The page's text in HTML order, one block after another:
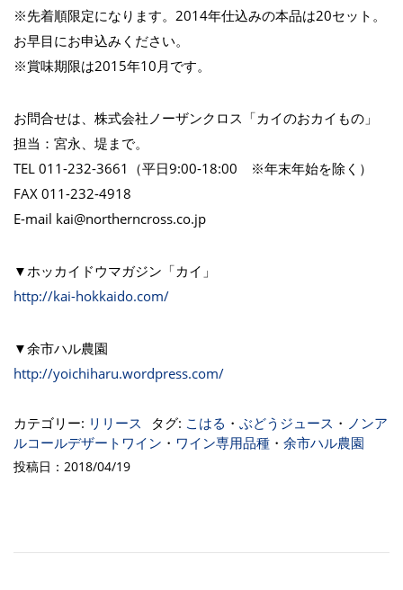
※先着順限定になります。2014年仕込みの本品は20セット。
お早目にお申込みください。
※賞味期限は2015年10月です。
お問合せは、株式会社ノーザンクロス「カイのおカイもの」
担当：宮永、堤まで。
TEL 011-232-3661（平日9:00-18:00 ※年末年始を除く）
FAX 011-232-4918
E-mail kai@northerncross.co.jp
▼ホッカイドウマガジン「カイ」
http://kai-hokkaido.com/
▼余市ハル農園
http://yoichiharu.wordpress.com/
カテゴリー: リリース タグ: こはる ・ ぶどうジュース ・ ノンア
ルコールデザートワイン ・ ワイン専用品種 ・ 余市ハル農園
投稿日：2018/04/19